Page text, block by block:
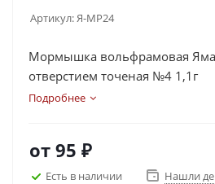
Артикул:Я-МР24
Мормышка вольфрамовая
отверстием точеная №4 1,1г
Подробнее
от 95 ₽
Есть в наличии
Нашли